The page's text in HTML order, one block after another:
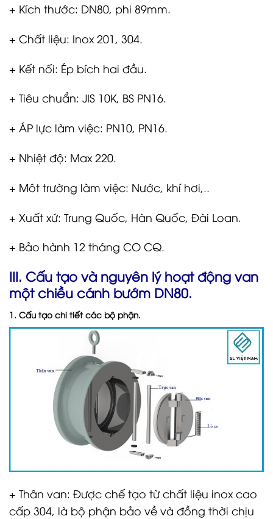
+ Kích thước: DN80, phi 89mm.
+ Chất liệu: Inox 201, 304.
+ Kết nối: Ép bích hai đầu.
+ Tiêu chuẩn: JIS 10K, BS PN16.
+ ÁP lực làm việc: PN10, PN16.
+ Nhiệt độ: Max 220.
+ Môt trường làm việc: Nước, khí hơi,..
+ Xuất xứ: Trung Quốc, Hàn Quốc, Đài Loan.
+ Bảo hành 12 tháng CO CQ.
III. Cấu tạo và nguyên lý hoạt động van
một chiều cánh bướm DN80.
1. Cấu tạo chi tiết các bộ phận.
+ Thân van: Được chế tạo từ chất liệu inox cao
cấp 304, là bộ phận bảo về và đồng thời chịu